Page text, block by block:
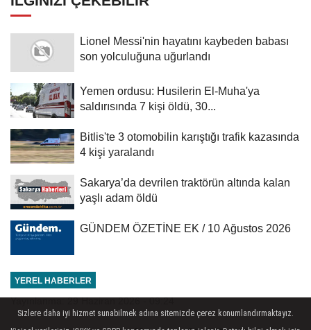
Lionel Messi'nin hayatını kaybeden babası
son yolculuğuna uğurlandı
Yemen ordusu: Husilerin El-Muha'ya
saldırısında 7 kişi öldü, 30...
Bitlis'te 3 otomobilin karıştığı trafik kazasında
4 kişi yaralandı
Sakarya’da devrilen traktörün altında kalan
yaşlı adam öldü
GÜNDEM ÖZETİNE EK / 10 Ağustos 2026
YEREL HABERLER
Yayınlanma: 29 Haziran 2026 - 09:24
Sizlere daha iyi hizmet sunabilmek adına sitemizde çerez konumlandırmaktayız.